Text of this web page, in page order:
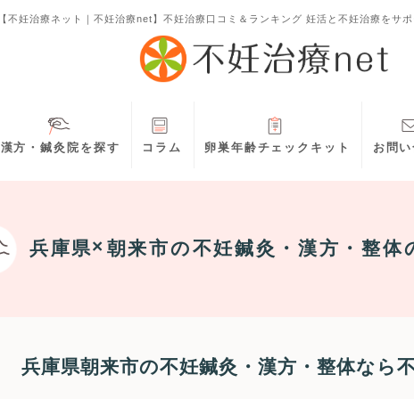
【不妊治療ネット｜不妊治療net】不妊治療口コミ＆ランキング 妊活と不妊治療をサ
漢方・鍼灸院を探す コラム 卵巣年齢チェックキット お問
兵庫県 朝来市の不妊鍼灸・漢方・整体
兵庫県朝来市の不妊鍼灸・漢方・整体なら